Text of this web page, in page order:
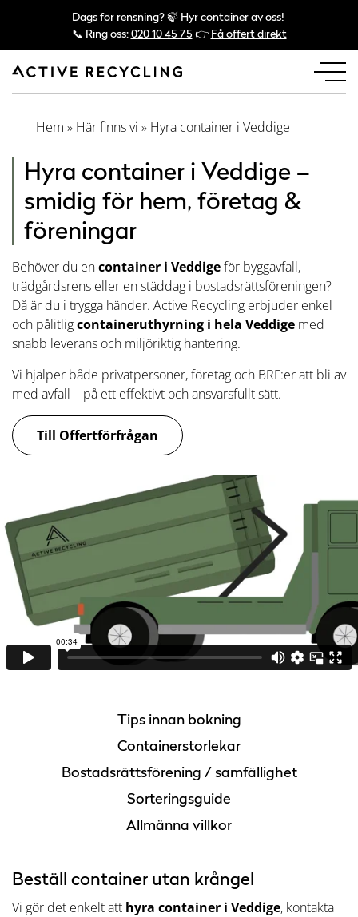
Dags för rensning? 🍃 Hyr container av oss!
📞 Ring oss:020 10 45 75 👉 Få offert direkt
Hem » Här finns vi » Hyra container i Veddige
Hyra container i Veddige –
smidig för hem, företag &
föreningar
Behöver du encontainer i Veddigeför byggavfall,
trädgårdsrens eller en städdag i bostadsrättsföreningen?
Då är du i trygga händer. Active Recycling erbjuder enkel
och pålitligcontaineruthyrning i hela Veddige med
snabb leverans och miljöriktig hantering.
Vi hjälper både privatpersoner, företag och BRF:er att bli av
med avfall – på ett effektivt och ansvarsfullt sätt.
Till Offertförfrågan
Tips innan bokning
Containerstorlekar
Bostadsrättsförening / samfällighet
Sorteringsguide
Allmänna villkor
Beställ container utan krångel
Vi gör det enkelt att hyra container i Veddige, kontakta